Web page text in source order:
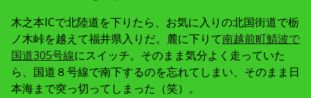
木之本ICで北陸道を下りたら、お気に入りの北国街道で栃
ノ木峠を越えて福井県入りだ。麓に下りて南越前町鯖波で
国道305号線にスイッチ。そのまま気分よく走っていた
ら、国道８号線で南下するのを忘れてしまい、そのまま日
本海まで突っ切ってしまった（笑）。